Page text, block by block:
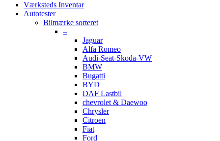
Værksteds Inventar
Autotester
Bilmærke sorteret
–
Jaguar
Alfa Romeo
Audi-Seat-Skoda-VW
BMW
Bugatti
BYD
DAF Lastbil
chevrolet & Daewoo
Chrysler
Citroen
Fiat
Ford